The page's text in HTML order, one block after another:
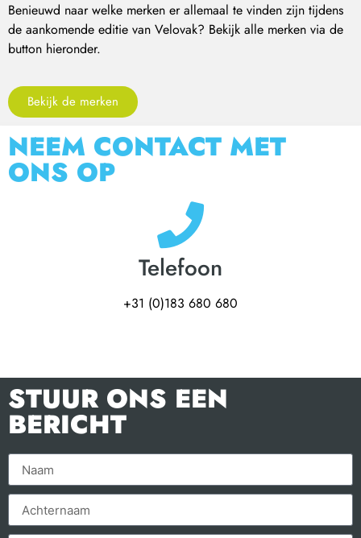
Benieuwd naar welke merken er allemaal te vinden zijn tijdens
de aankomende editie van Velovak? Bekijk alle merken via de
button hieronder.
Bekijk de merken
NEEM CONTACT MET
ONS OP
Telefoon
+31 (0)183 680 680
STUUR ONS EEN
BERICHT